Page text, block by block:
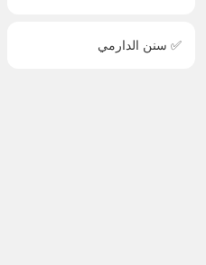
✅ سنن الدارمي